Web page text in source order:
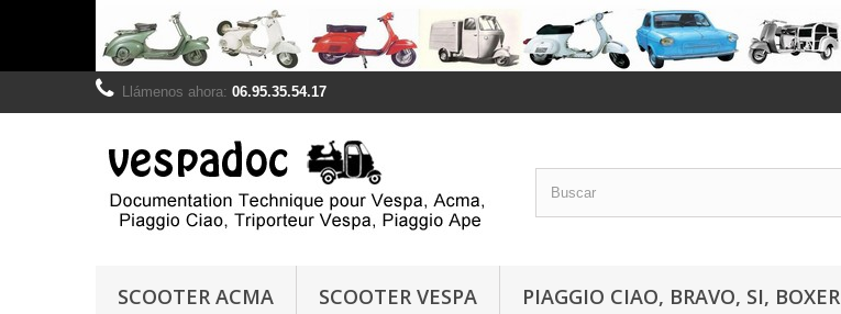
Llámenos ahora: 06.95.35.54.17
SCOOTER ACMA SCOOTER VESPA PIAGGIO CIAO, BRAVO, SI, BOXER